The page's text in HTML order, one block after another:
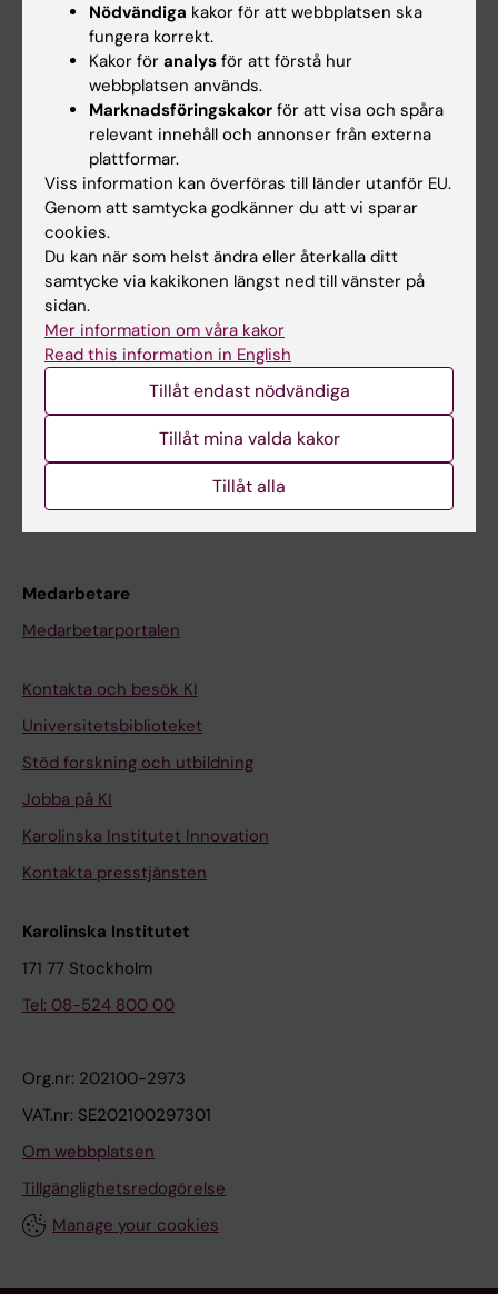
Forskarutbildning
Forskning
Nyheter
Kalender
Student
Ladok
Canvas
Schema
Kurs- och programwebbar
Medarbetare
Medarbetarportalen
Kontakta och besök KI
Universitetsbiblioteket
Stöd forskning och utbildning
Jobba på KI
Karolinska Institutet Innovation
Kontakta presstjänsten
Karolinska Institutet
171 77 Stockholm
Tel: 08-524 800 00
Org.nr: 202100-2973
VAT.nr: SE202100297301
Om webbplatsen
Tillgänglighetsredogörelse
Manage your cookies
Nödvändiga kakor för att webbplatsen ska
fungera korrekt.
Kakor för analys för att förstå hur
webbplatsen används.
Marknadsföringskakor för att visa och spåra
relevant innehåll och annonser från externa
plattformar.
Viss information kan överföras till länder utanför EU.
Genom att samtycka godkänner du att vi sparar
cookies.
Du kan när som helst ändra eller återkalla ditt
samtycke via kakikonen längst ned till vänster på
sidan.
Mer information om våra kakor
Read this information in English
Tillåt endast nödvändiga
Tillåt mina valda kakor
Tillåt alla